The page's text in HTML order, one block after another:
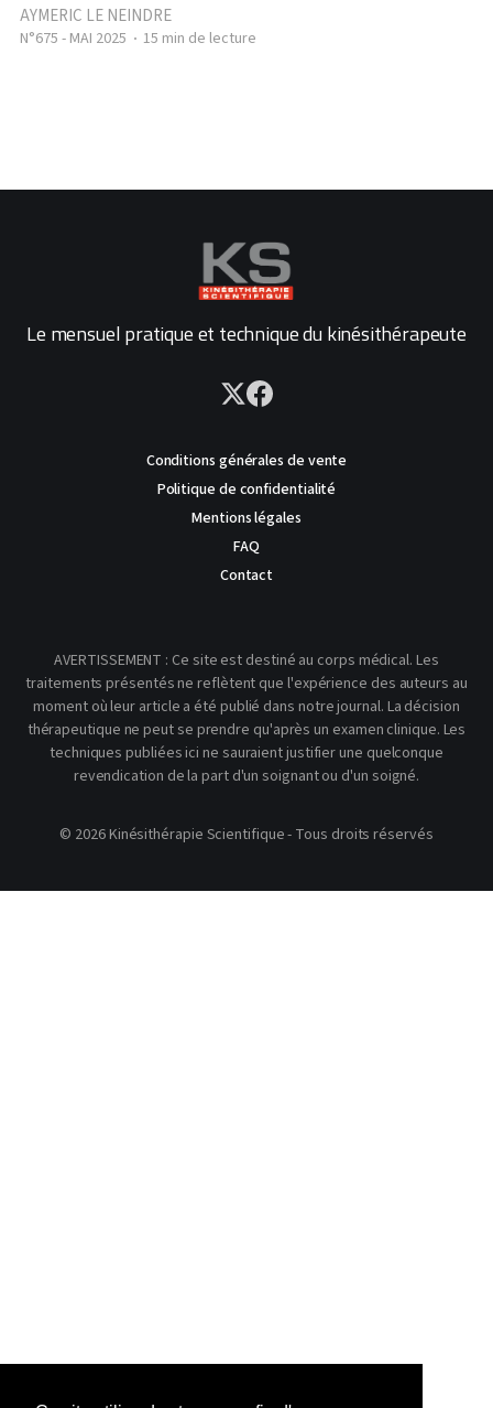
AYMERIC LE NEINDRE
N°675 - MAI 2025 15 min de lecture
Le mensuel pratique et technique du kinésithérapeute
Conditions générales de vente
Politique de confidentialité
Mentions légales
FAQ
Contact
AVERTISSEMENT : Ce site est destiné au corps médical. Les
traitements présentés ne reflètent que l'expérience des auteurs au
moment où leur article a été publié dans notre journal. La décision
thérapeutique ne peut se prendre qu'après un examen clinique. Les
techniques publiées ici ne sauraient justifier une quelconque
revendication de la part d'un soignant ou d'un soigné.
© 2026 Kinésithérapie Scientifique - Tous droits réservés